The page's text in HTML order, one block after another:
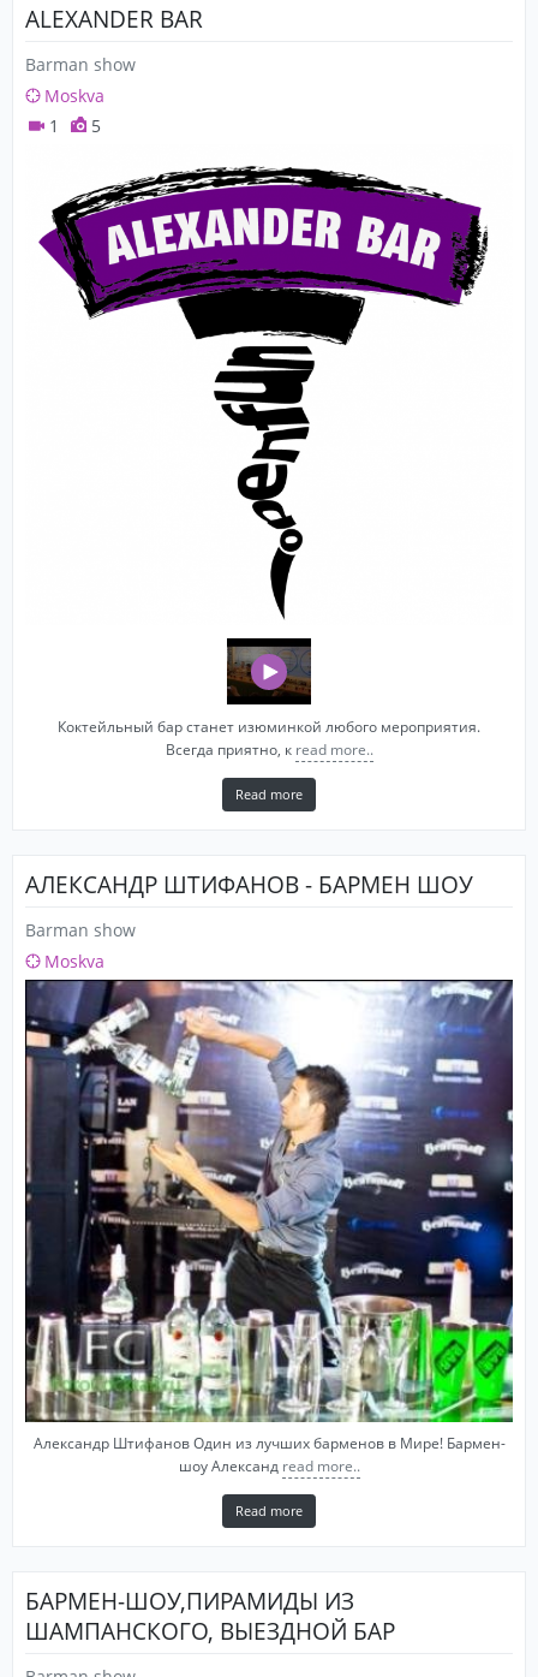
ALEXANDER BAR
Barman show
Moskva
1
5
Коктейльный бар станет изюминкой любого мероприятия.
Всегда приятно, к read more..
Read more
АЛЕКСАНДР ШТИФАНОВ - БАРМЕН ШОУ
Barman show
Moskva
Александр Штифанов Один из лучших барменов в Мире! Бармен-
шоу Александ read more..
Read more
БАРМЕН-ШОУ,ПИРАМИДЫ ИЗ
ШАМПАНСКОГО, ВЫЕЗДНОЙ БАР